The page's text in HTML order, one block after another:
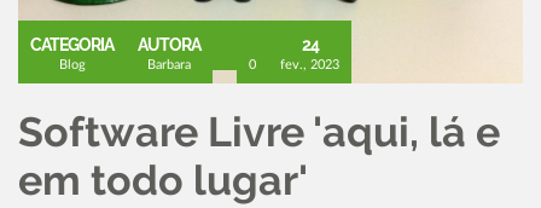
CATEGORIA
Blog
AUTORA
Barbara 0
24
fev., 2023
Software Livre 'aqui, lá e
em todo lugar'